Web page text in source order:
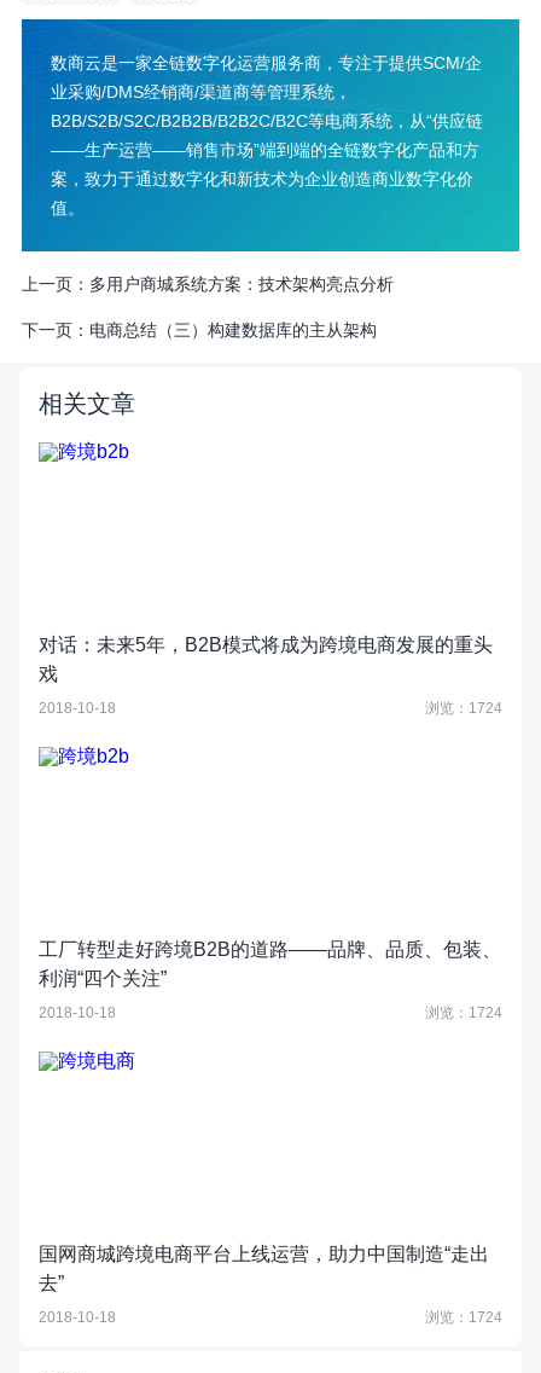
数商云是一家全链数字化运营服务商，专注于提供SCM/企
业采购/DMS经销商/渠道商等管理系统，
B2B/S2B/S2C/B2B2B/B2B2C/B2C等电商系统，从“供应链
——生产运营——销售市场”端到端的全链数字化产品和方
案，致力于通过数字化和新技术为企业创造商业数字化价
值。
上一页： 多用户商城系统方案：技术架构亮点分析
下一页： 电商总结（三）构建数据库的主从架构
相关文章
对话：未来5年，B2B模式将成为跨境电商发展的重头
戏
2018-10-18 浏览：1724
工厂转型走好跨境B2B的道路——品牌、品质、包装、
利润“四个关注”
2018-10-18 浏览：1724
国网商城跨境电商平台上线运营，助力中国制造“走出
去”
2018-10-18 浏览：1724